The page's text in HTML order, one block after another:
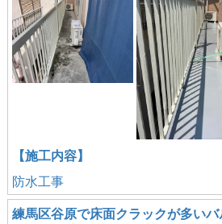
【施工内容】
防水工事
練馬区谷原で床面クラックが多い